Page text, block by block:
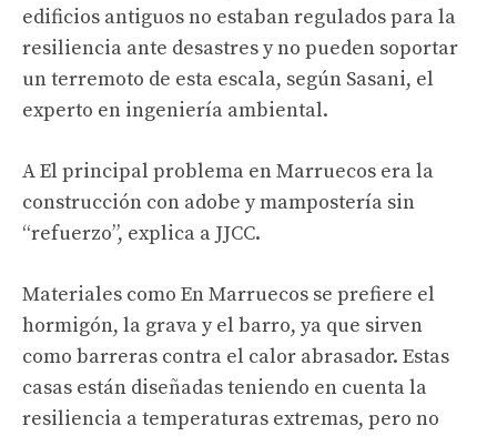
edificios antiguos no estaban regulados para la
resiliencia ante desastres y no pueden soportar
un terremoto de esta escala, según Sasani, el
experto en ingeniería ambiental.
AEl principal problema en Marruecos era la
construcción con adobe y mampostería sin
“refuerzo”, explica a JJCC.
Materiales como En Marruecos se prefiere el
hormigón, la grava y el barro, ya que sirven
como barreras contra el calor abrasador. Estas
casas están diseñadas teniendo en cuenta la
resiliencia a temperaturas extremas, pero no